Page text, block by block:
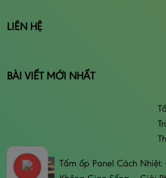
LIÊN HỆ
BÀI VIẾT MỚI NHẤT
Tấm ốp Panel Cách